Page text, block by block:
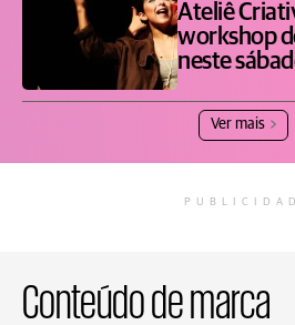
Ateliê
workshop
neste
Ver mais
Conteúdo de marca